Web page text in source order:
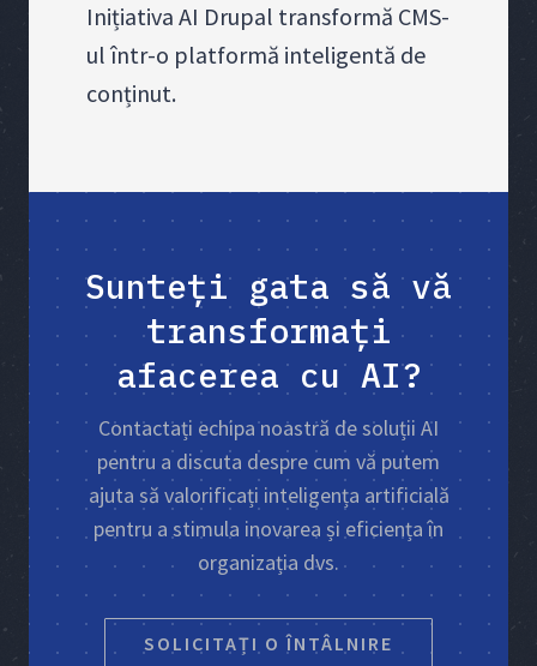
Inițiativa AI Drupal transformă CMS-
ul într-o platformă inteligentă de
conținut.
Sunteți gata să vă
transformați
afacerea cu AI?
Contactați echipa noastră de soluții AI
pentru a discuta despre cum vă putem
ajuta să valorificați inteligența artificială
pentru a stimula inovarea și eficiența în
organizația dvs.
SOLICITAȚI O ÎNTÂLNIRE